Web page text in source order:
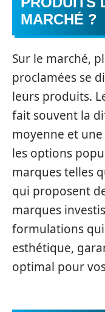
MARCHÉ ?
Sur le marché,
proclamées se
leurs produits.
fait souvent la
moyenne et
les options
marques telles
qui proposent
marques
formulations
esthétique,
optimal pour